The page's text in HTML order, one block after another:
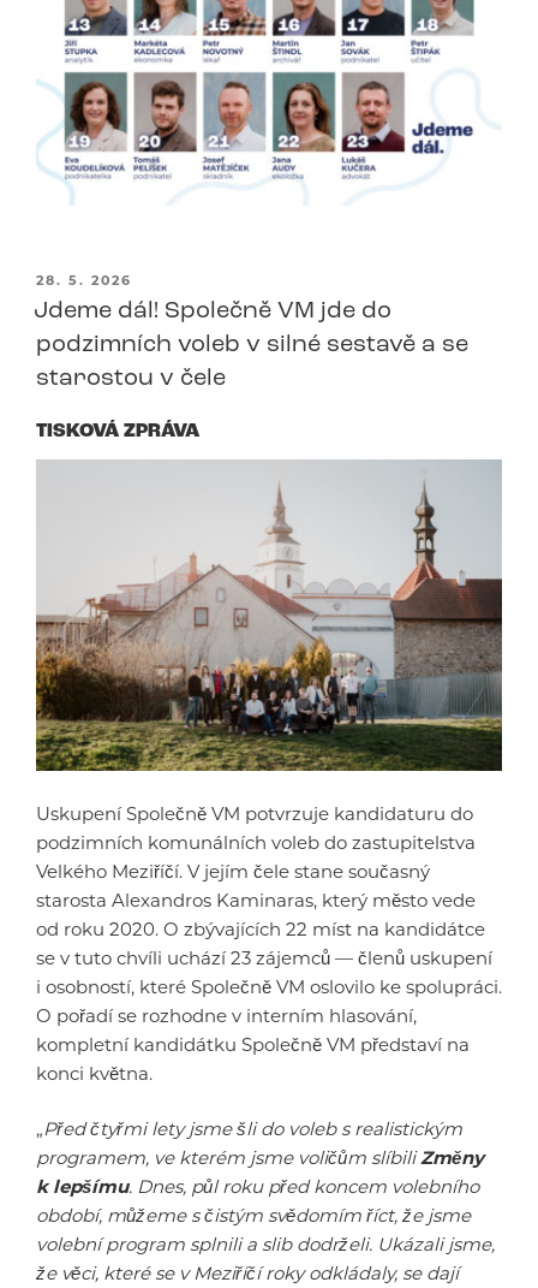
PUBLIKOVÁNO
28. 5. 2026
Jdeme dál! Společně VM jde do
podzimních voleb v silné sestavě a se
starostou v čele
TISKOVÁ ZPRÁVA
Uskupení Společně VM potvrzuje kandidaturu do
podzimních komunálních voleb do zastupitelstva
Velkého Meziříčí. V jejím čele stane současný
starosta Alexandros Kaminaras, který město vede
od roku 2020. O zbývajících 22 míst na kandidátce
se v tuto chvíli uchází 23 zájemců — členů uskupení
i osobností, které Společně VM oslovilo ke spolupráci.
O pořadí se rozhodne v interním hlasování,
kompletní kandidátku Společně VM představí na
konci května.
„Před čtyřmi lety jsme šli do voleb s realistickým
programem, ve kterém jsme voličům slíbiliZměny
k lepšímu. Dnes, půl roku před koncem volebního
období, můžeme s čistým svědomím říct, že jsme
volební program splnili a slib dodrželi. Ukázali jsme,
že věci, které se v Meziříčí roky odkládaly, se dají